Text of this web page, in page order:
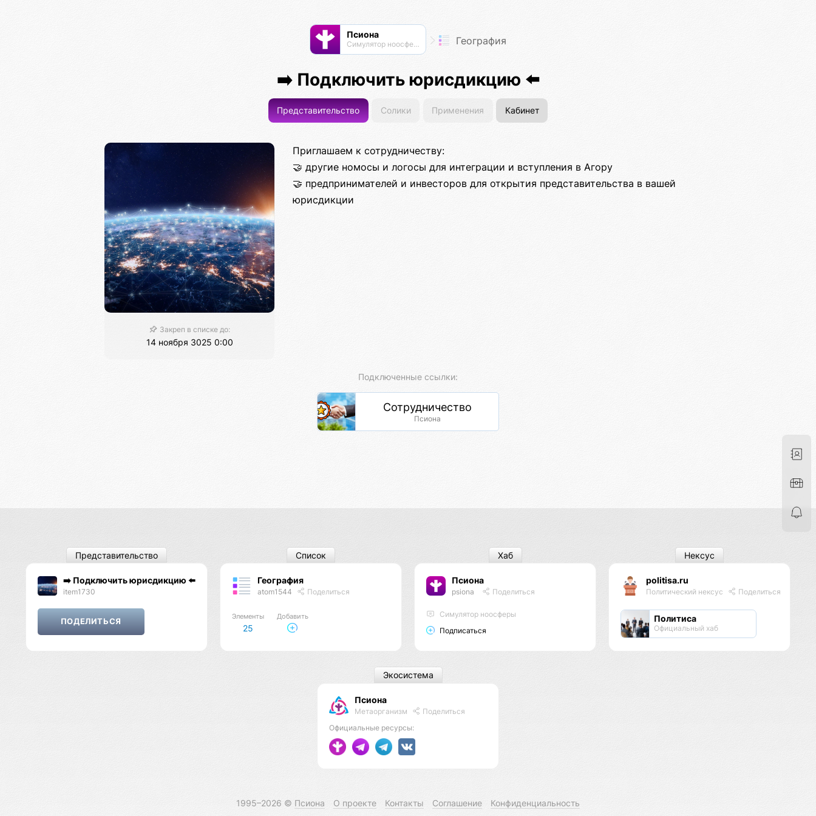
Псиона
Cимулятор ноосферы География
➡️ Подключить юрисдикцию ⬅️
Представительство Солики Применения Кабинет
Закреп в списке до:
14 ноября 3025 0:00
Приглашаем к сотрудничеству:
🤝 другие номосы и логосы для интеграции и вступления в Агору
🤝 предпринимателей и инвесторов для открытия представительства в вашей
юрисдикции
Подключенные ссылки:
Сотрудничество
Псиона
➡️ Подключить юрисдикцию ⬅️
item1730
Представительство
География
atom1544 Поделиться
Элементы
25
Добавить
Список
Псиона
psiona Поделиться
Cимулятор ноосферы
Подписаться
Хаб
politisa.ru
Политический нексус Поделиться
Политиса
Официальный хаб
Нексус
Псиона
Метаорганизм
Поделиться
Официальные ресурсы:
Экосистема
1995–2026 © Псиона О проекте Контакты Соглашение Конфиденциальность